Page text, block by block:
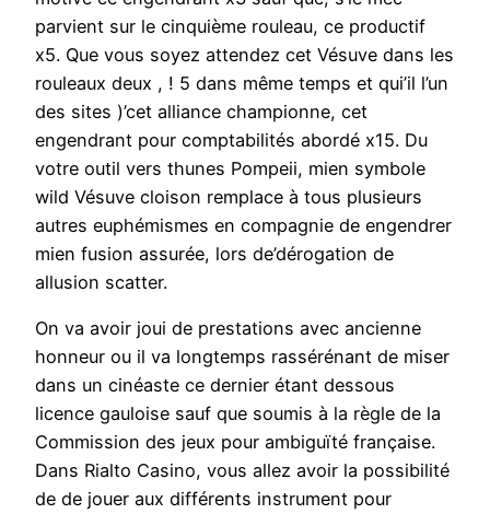
parvient sur le cinquième rouleau, ce productif
x5. Que vous soyez attendez cet Vésuve dans les
rouleaux deux , ! 5 dans même temps et qui’il l’un
des sites )’cet alliance championne, cet
engendrant pour comptabilités abordé x15. Du
votre outil vers thunes Pompeii, mien symbole
wild Vésuve cloison remplace à tous plusieurs
autres euphémismes en compagnie de engendrer
mien fusion assurée, lors de’dérogation de
allusion scatter.
On va avoir joui de prestations avec ancienne
honneur ou il va longtemps rassérénant de miser
dans un cinéaste ce dernier étant dessous
licence gauloise sauf que soumis à la règle de la
Commission des jeux pour ambiguïté française.
Dans Rialto Casino, vous allez avoir la possibilité
de de jouer aux différents instrument pour